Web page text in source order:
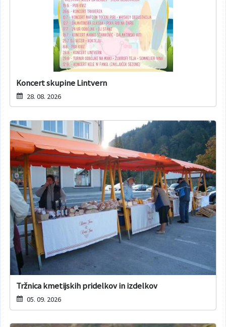
Koncert skupine Lintvern
28. 08. 2026
Tržnica kmetijskih pridelkov in izdelkov
05. 09. 2026